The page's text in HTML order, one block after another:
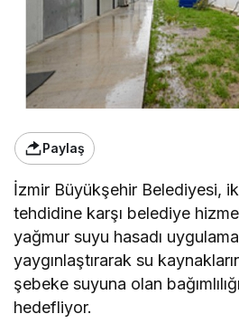
Paylaş
İzmir Büyükşehir Belediyesi,
tehdidine karşı belediye
yağmur suyu hasadı
yaygınlaştırarak su
şebeke suyuna olan
hedefliyor.